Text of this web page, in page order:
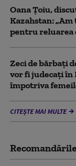
Oana Țoiu,
Kazahstan:
pentru
Zeci de bărbați
vor fi judecați
împotriva
CITEȘTE MAI MULTE